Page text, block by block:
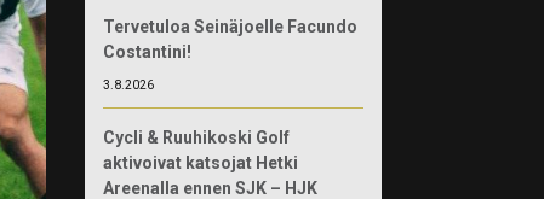
Tervetuloa Seinäjoelle Facundo
Costantini!
3.8.2026
Cycli & Ruuhikoski Golf
aktivoivat katsojat Hetki
Areenalla ennen SJK – HJK